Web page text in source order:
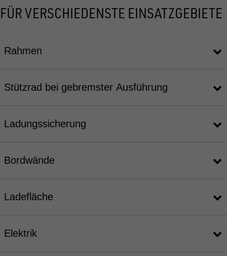
FÜR VERSCHIEDENSTE EINSATZGEBIETE
Rahmen
Stützrad bei gebremster Ausführung
Ladungssicherung
Bordwände
Ladefläche
Elektrik